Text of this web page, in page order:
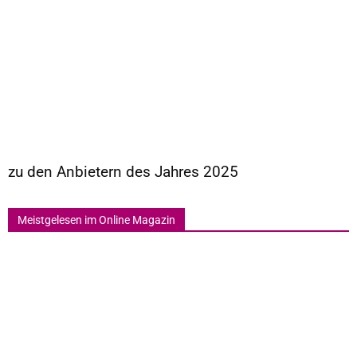
zu den Anbietern des Jahres 2025
Meistgelesen im Online Magazin